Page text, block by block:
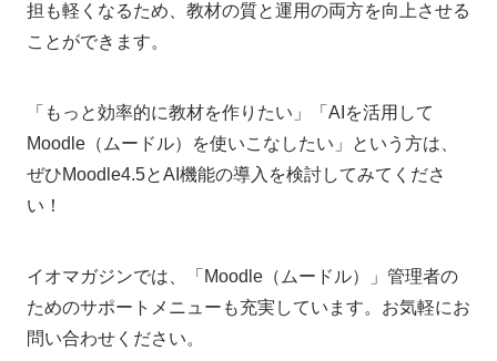
担も軽くなるため、教材の質と運用の両方を向上させる
ことができます。
「もっと効率的に教材を作りたい」「AIを活用して
Moodle（ムードル）を使いこなしたい」という方は、
ぜひMoodle4.5とAI機能の導入を検討してみてくださ
い！
イオマガジンでは、「Moodle（ムードル）」管理者の
ためのサポートメニューも充実しています。お気軽にお
問い合わせください。